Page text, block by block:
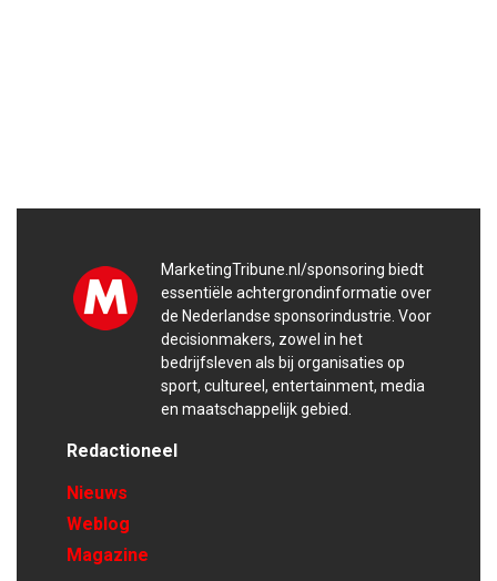
MarketingTribune.nl/sponsoring biedt
essentiële achtergrondinformatie over
de Nederlandse sponsorindustrie. Voor
decisionmakers, zowel in het
bedrijfsleven als bij organisaties op
sport, cultureel, entertainment, media
en maatschappelijk gebied.
Redactioneel
Nieuws
Weblog
Magazine